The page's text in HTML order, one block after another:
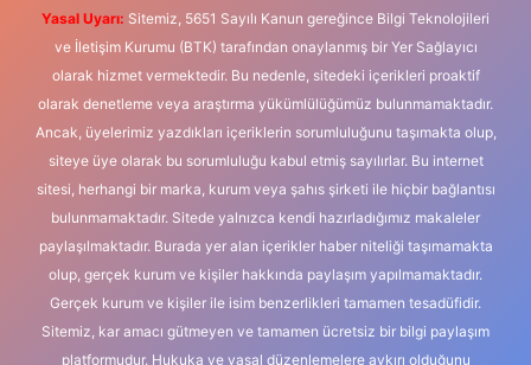
Yasal Uyarı: Sitemiz, 5651 Sayılı Kanun gereğince Bilgi Teknolojileri
ve İletişim Kurumu (BTK) tarafından onaylanmış bir Yer Sağlayıcı
olarak hizmet vermektedir. Bu nedenle, sitedeki içerikleri proaktif
olarak denetleme veya araştırma yükümlülüğümüz bulunmamaktadır.
Ancak, üyelerimiz yazdıkları içeriklerin sorumluluğunu taşımakta olup,
siteye üye olarak bu sorumluluğu kabul etmiş sayılırlar. Bu internet
sitesi, herhangi bir marka, kurum veya şahıs şirketi ile hiçbir bağlantısı
bulunmamaktadır. Sitede yalnızca kendi hazırladığımız makaleler
paylaşılmaktadır. Burada yer alan içerikler haber niteliği taşımamakta
olup, gerçek kurum ve kişiler hakkında paylaşım yapılmamaktadır.
Gerçek kurum ve kişiler ile isim benzerlikleri tamamen tesadüfidir.
Sitemiz, kar amacı gütmeyen ve tamamen ücretsiz bir bilgi paylaşım
platformudur. Hukuka ve yasal düzenlemelere aykırı olduğunu